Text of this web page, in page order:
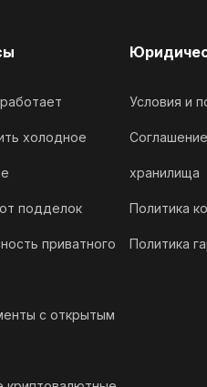
холодное
подделок
приватного
с открытым
Условия и
хранилища
Политика
Политика